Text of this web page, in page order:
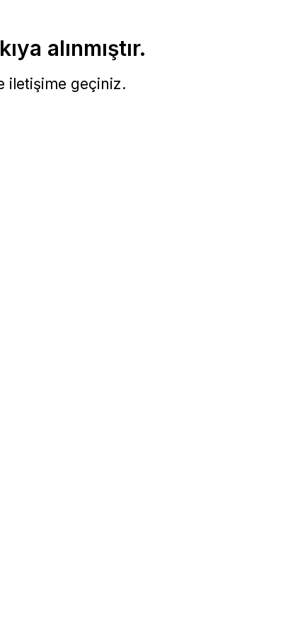
alınmıştır.
iletişime geçiniz.